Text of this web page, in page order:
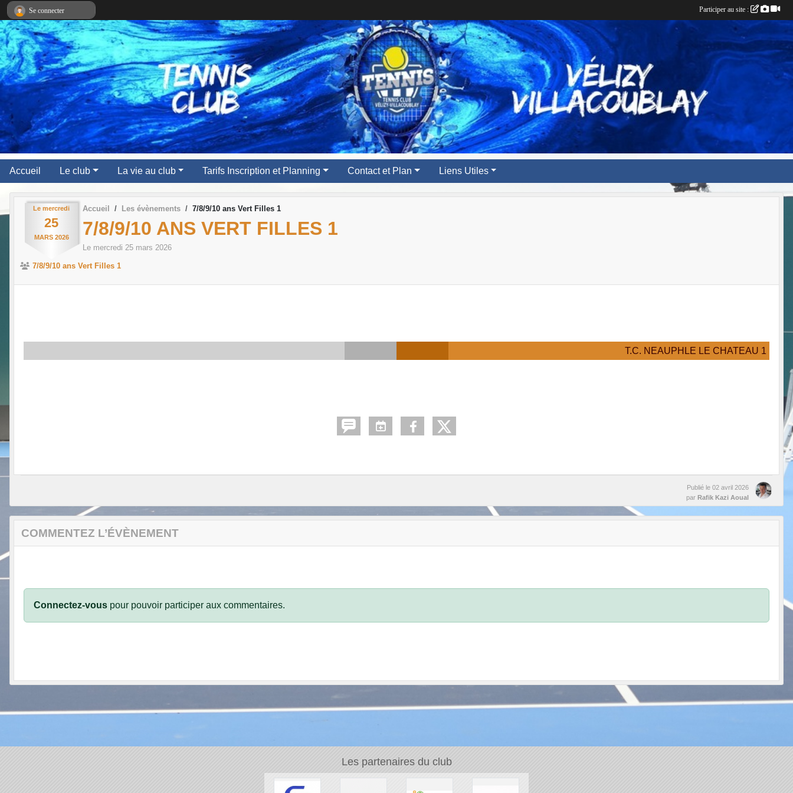
Accueil Le club La vie au club Tarifs Inscription et Planning Contact et Plan Liens Utiles
Le mercredi
25
MARS 2026
Accueil Les évènements 7/8/9/10 ans Vert Filles 1
7/8/9/10 ANS VERT FILLES 1
Le mercredi 25 mars 2026
7/8/9/10 ans Vert Filles 1
T.C. NEAUPHLE LE CHATEAU 1
Publié le 02 avril 2026
par Rafik Kazi Aoual
COMMENTEZ L’ÉVÈNEMENT
Connectez-vous pour pouvoir participer aux commentaires.
Les partenaires du club
Se connecter Participer au site :
Panneau de gestion des cookies